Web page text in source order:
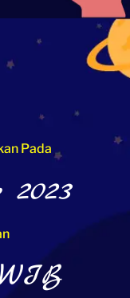
Pada
2023
WIB